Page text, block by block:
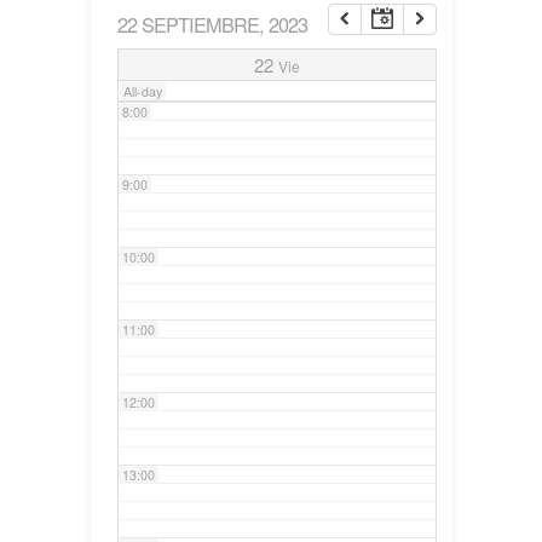
22 SEPTIEMBRE, 2023
22 Vie
All-day
7:00
8:00
9:00
10:00
11:00
12:00
13:00